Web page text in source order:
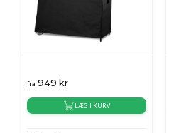
fra 949 kr
LÆG I KURV